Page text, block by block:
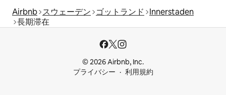
Airbnb スウェーデン ゴットランド
Innerstaden
長期滞在
© 2026 Airbnb, Inc.
プライバシー
利用規約